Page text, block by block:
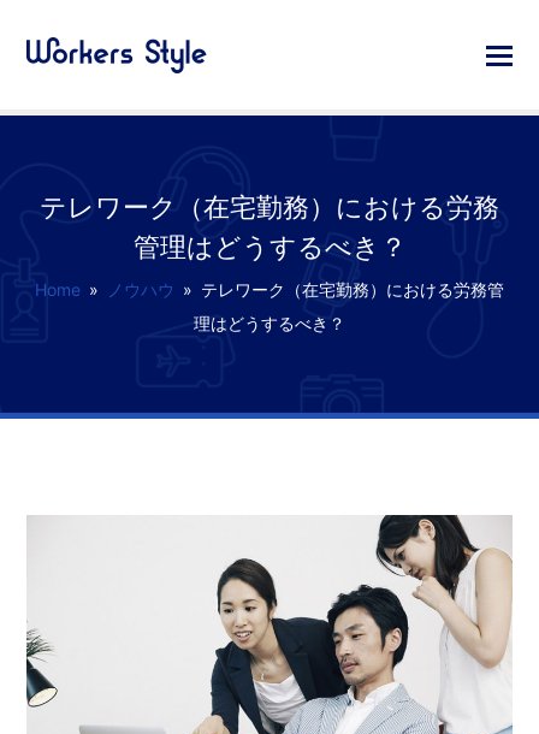
テレワーク（在宅勤務）における労務
管理はどうするべき？
Home » ノウハウ » テレワーク（在宅勤務）における労務管
理はどうするべき？